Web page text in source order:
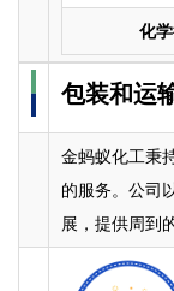
化
包装和运
金蚂蚁化工秉
的服务。公司
展，提供周到